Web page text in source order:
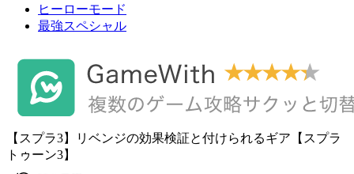
ヒーローモード
最強スペシャル
【スプラ3】リベンジの効果検証と付けられるギア【スプラ
トゥーン3】